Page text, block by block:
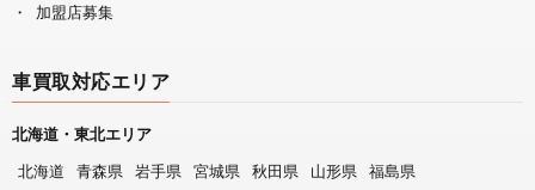
加盟店募集
車買取対応エリア
北海道・東北エリア
北海道
青森県 岩手県 宮城県 秋田県 山形県
福島県